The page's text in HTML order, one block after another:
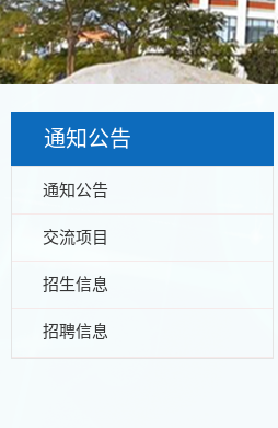
通知公告
通知公告
交流项目
招生信息
招聘信息